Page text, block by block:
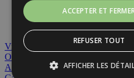
Mentions légales
Plan du site
Ville de Lezoux
2026. Tous
Overscan
Arrêté des feux de plein air
ACCEPTER ET
REFUSER TOUT
AFFICHER LES